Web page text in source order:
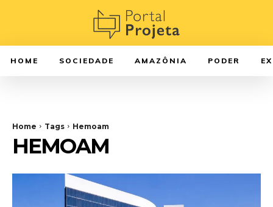
HOME SOCIEDADE AMAZÔNIA PODER
Home Tags Hemoam
HEMOAM